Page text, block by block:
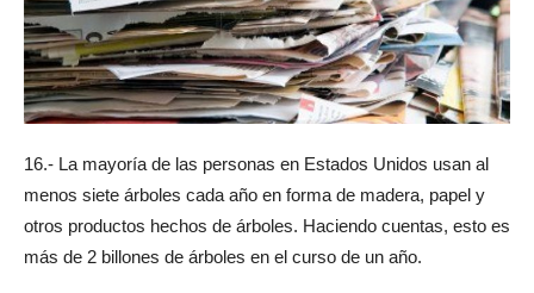
16.- La mayoría de las personas en Estados Unidos usan al
menos siete árboles cada año en forma de madera, papel y
otros productos hechos de árboles. Haciendo cuentas, esto es
más de 2 billones de árboles en el curso de un año.